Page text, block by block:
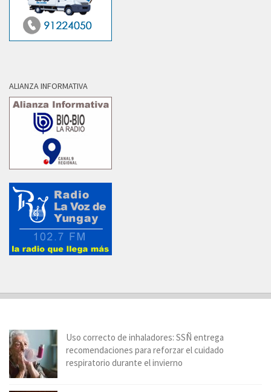
ALIANZA INFORMATIVA
Uso correcto de inhaladores: SSÑ entrega
recomendaciones para reforzar el cuidado
respiratorio durante el invierno